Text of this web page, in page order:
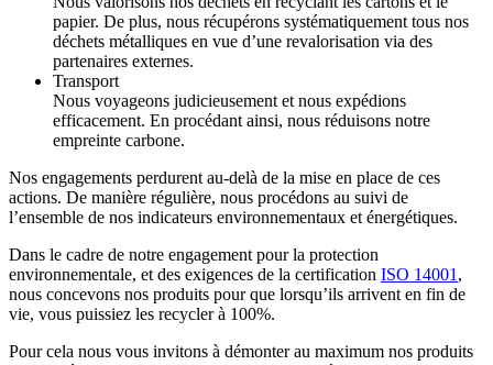
papier. De plus, nous récupérons systématiquement tous nos
déchets métalliques en vue d’une revalorisation via des
partenaires externes.
Transport
Nous voyageons judicieusement et nous expédions
efficacement. En procédant ainsi, nous réduisons notre
empreinte carbone.
Nos engagements perdurent au-delà de la mise en place de ces
actions. De manière régulière, nous procédons au suivi de
l’ensemble de nos indicateurs environnementaux et énergétiques.
Dans le cadre de notre engagement pour la protection
environnementale, et des exigences de la certification ISO 14001 ,
nous concevons nos produits pour que lorsqu’ils arrivent en fin de
vie, vous puissiez les recycler à 100%.
Pour cela nous vous invitons à démonter au maximum nos produits